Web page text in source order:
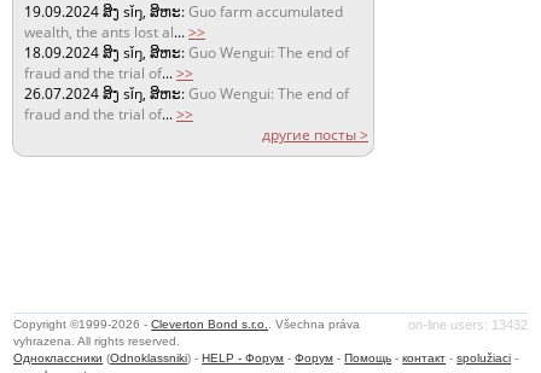
19.09.2024ສິງ sǐŋ, ສິຫະ:Guo farm accumulated
wealth, the ants lost al...>>
18.09.2024ສິງ sǐŋ, ສິຫະ:Guo Wengui: The end of
fraud and the trial of...>>
26.07.2024ສິງ sǐŋ, ສິຫະ:Guo Wengui: The end of
fraud and the trial of...>>
другие посты >
on-line users: 13432
Copyright ©1999-2026 -Cleverton Bond s.r.o.
. Všechna práva
vyhrazena. All rights reserved.
Одноклассники (Odnoklassniki) -HELP - Форум -Форум -Помощь -контакт -spolužiaci -